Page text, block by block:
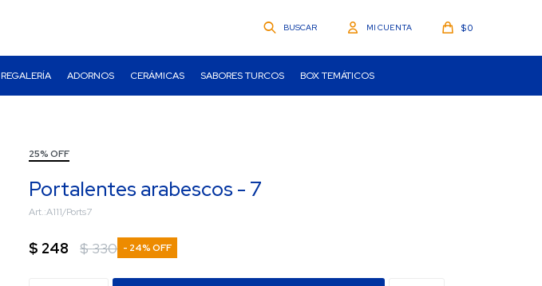
REGALERÍA ADORNOS CERÁMICAS SABORES TURCOS BOX TEMÁTICOS
$0
25% OFF
Portalentes arabescos - 7
A111/Ports7
$ 248 $330 24